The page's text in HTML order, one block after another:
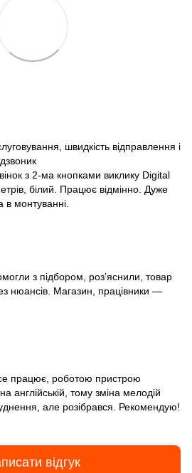
швидкість відправлення і
з 2-ма кнопками виклику Digital
білий. Працює відмінно. Дуже
в монтуванні.
з підбором, розʼяснили, товар
нюансів. Магазин, працівники —
працює, роботою пристрою
англійській, тому зміна мелодій
але розібрався. Рекомендую!
відгук